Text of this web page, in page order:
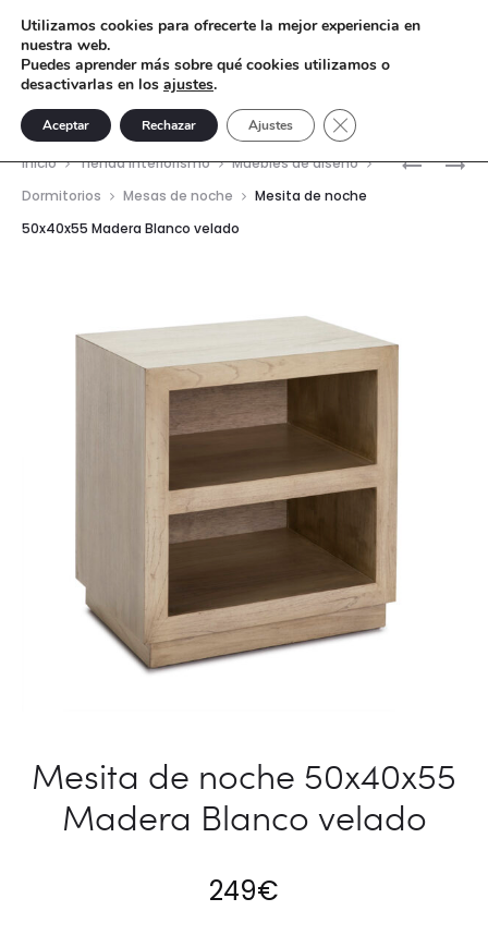
MESA
MESITA
Inicio Tienda interiorismo
Muebles de diseño
Dormitorios
Mesas de noche
Mesita de noche
50x40x55 Madera Blanco velado
Mesita de noche 50x40x55
Madera Blanco velado
249€
Utilizamos cookies para ofrecerte la mejor experiencia en
nuestra web.
Puedes aprender más sobre qué cookies utilizamos o
desactivarlas en los ajustes.
Aceptar Rechazar Ajustes Cerrar el banner de